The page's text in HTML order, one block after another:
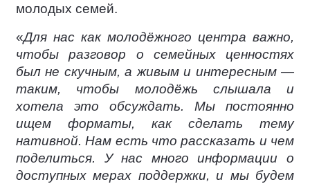
молодых семей.
«Для нас как молодёжного центра важно,
чтобы разговор о семейных ценностях
был не скучным, а живым и интересным —
таким, чтобы молодёжь слышала и
хотела это обсуждать. Мы постоянно
ищем форматы, как сделать тему
нативной. Нам есть что рассказать и чем
поделиться. У нас много информации о
доступных мерах поддержки, и мы будем